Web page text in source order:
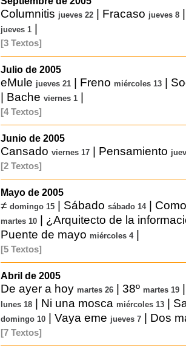
Columnitis jueves 22 Fracaso jueves 8
jueves 1
[3 Textos]
Julio de 2005
eMule jueves 21 Freno miércoles 13
Bache viernes 1
[4 Textos]
Junio de 2005
Cansado viernes 17 Pensamiento
[2 Textos]
Mayo de 2005
≠ domingo 15 Sábado sábado 14|
martes 10
¿Arquitecto de la
Puente de mayo miércoles 4|
[5 Textos]
Abril de 2005
De ayer a hoy martes 26 38º martes 19
lunes 18 Ni una mosca miércoles 13
domingo 10 Vaya eme jueves 7 Dos
[7 Textos]